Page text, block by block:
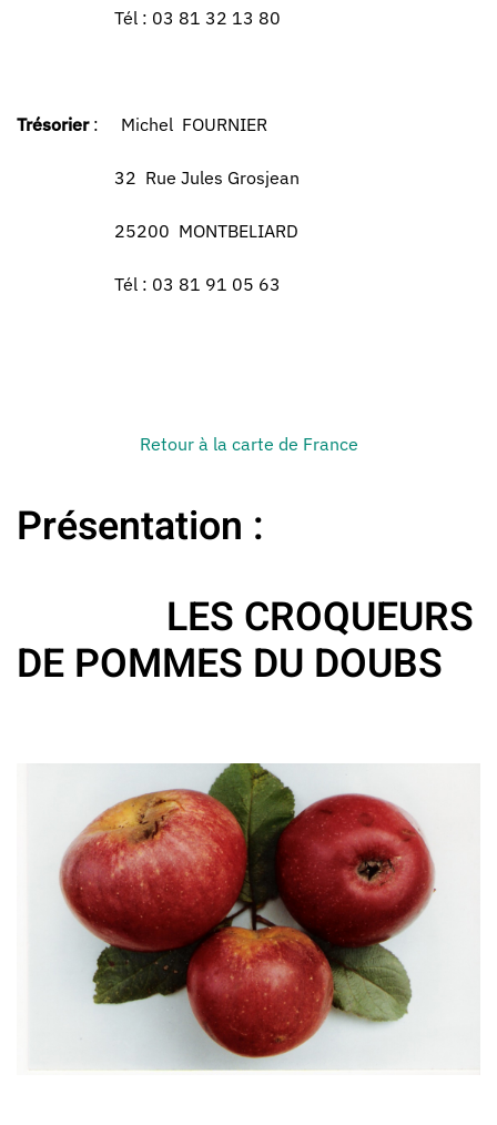
Tél : 03 81 32 13 80
Trésorier : Michel FOURNIER
32 Rue Jules Grosjean
25200 MONTBELIARD
Tél : 03 81 91 05 63
Retour à la carte de France
Présentation :
LES CROQUEURS
DE POMMES DU DOUBS